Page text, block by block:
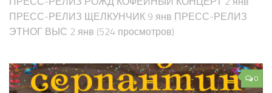
ПРЕСС-РЕЛИЗ ЩЕЛКУНЧИК 9 янв ПРЕСС-РЕЛИЗ
ЭТНОГ ВЫС 2 янв (524 просмотров)
0